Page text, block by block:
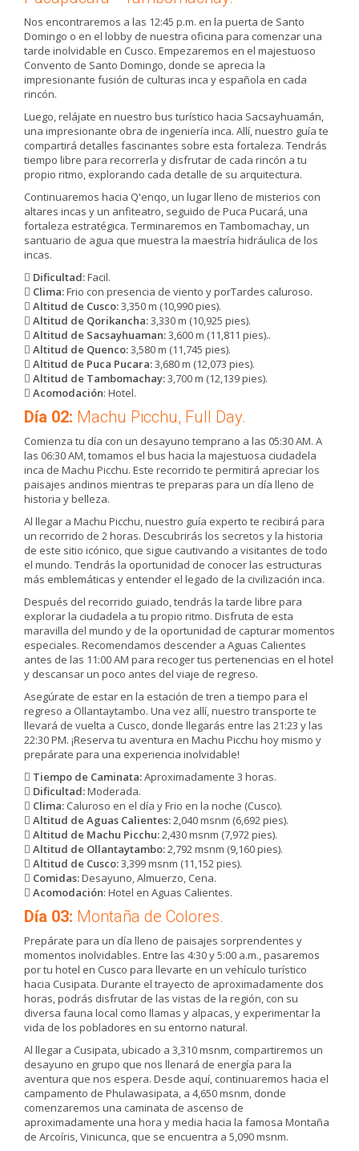
Nos encontraremos a las 12:45 p.m. en la puerta de Santo
Domingo o en el lobby de nuestra oficina para comenzar una
tarde inolvidable en Cusco. Empezaremos en el majestuoso
Convento de Santo Domingo, donde se aprecia la
impresionante fusión de culturas inca y española en cada
rincón.
Luego, relájate en nuestro bus turístico hacia Sacsayhuamán,
una impresionante obra de ingeniería inca. Allí, nuestro guía te
compartirá detalles fascinantes sobre esta fortaleza. Tendrás
tiempo libre para recorrerla y disfrutar de cada rincón a tu
propio ritmo, explorando cada detalle de su arquitectura.
Continuaremos hacia Q'enqo, un lugar lleno de misterios con
altares incas y un anfiteatro, seguido de Puca Pucará, una
fortaleza estratégica. Terminaremos en Tambomachay, un
santuario de agua que muestra la maestría hidráulica de los
incas.
Dificultad:Facil.
Clima:Frio con presencia de viento y porTardes caluroso.
Altitud de Cusco:3,350 m (10,990 pies).
Altitud de Qorikancha:3,330 m (10,925 pies).
Altitud de Sacsayhuaman:3,600 m (11,811 pies)..
Altitud de Quenco:3,580 m (11,745 pies).
Altitud de Puca Pucara:3,680 m (12,073 pies).
Altitud de Tambomachay:3,700 m (12,139 pies).
Acomodación: Hotel.
Día 02: Machu Picchu, Full Day.
Comienza tu día con un desayuno temprano a las 05:30 AM. A
las 06:30 AM, tomamos el bus hacia la majestuosa ciudadela
inca de Machu Picchu. Este recorrido te permitirá apreciar los
paisajes andinos mientras te preparas para un día lleno de
historia y belleza.
Al llegar a Machu Picchu, nuestro guía experto te recibirá para
un recorrido de 2 horas. Descubrirás los secretos y la historia
de este sitio icónico, que sigue cautivando a visitantes de todo
el mundo. Tendrás la oportunidad de conocer las estructuras
más emblemáticas y entender el legado de la civilización inca.
Después del recorrido guiado, tendrás la tarde libre para
explorar la ciudadela a tu propio ritmo. Disfruta de esta
maravilla del mundo y de la oportunidad de capturar momentos
especiales. Recomendamos descender a Aguas Calientes
antes de las 11:00 AM para recoger tus pertenencias en el hotel
y descansar un poco antes del viaje de regreso.
Asegúrate de estar en la estación de tren a tiempo para el
regreso a Ollantaytambo. Una vez allí, nuestro transporte te
llevará de vuelta a Cusco, donde llegarás entre las 21:23 y las
22:30 PM. ¡Reserva tu aventura en Machu Picchu hoy mismo y
prepárate para una experiencia inolvidable!
Tiempo de Caminata:Aproximadamente 3 horas.
Dificultad:Moderada.
Clima: Caluroso en el día y Frio en la noche (Cusco).
Altitud de Aguas Calientes:2,040 msnm (6,692 pies).
Altitud de Machu Picchu:2,430 msnm (7,972 pies).
Altitud de Ollantaytambo:2,792 msnm (9,160 pies).
Altitud de Cusco:3,399 msnm (11,152 pies).
Comidas:Desayuno, Almuerzo, Cena.
Acomodación: Hotel en Aguas Calientes.
Día 03: Montaña de Colores.
Prepárate para un día lleno de paisajes sorprendentes y
momentos inolvidables. Entre las 4:30 y 5:00 a.m., pasaremos
por tu hotel en Cusco para llevarte en un vehículo turístico
hacia Cusipata. Durante el trayecto de aproximadamente dos
horas, podrás disfrutar de las vistas de la región, con su
diversa fauna local como llamas y alpacas, y experimentar la
vida de los pobladores en su entorno natural.
Al llegar a Cusipata, ubicado a 3,310 msnm, compartiremos un
desayuno en grupo que nos llenará de energía para la
aventura que nos espera. Desde aquí, continuaremos hacia el
campamento de Phulawasipata, a 4,650 msnm, donde
comenzaremos una caminata de ascenso de
aproximadamente una hora y media hacia la famosa Montaña
de Arcoíris, Vinicunca, que se encuentra a 5,090 msnm.